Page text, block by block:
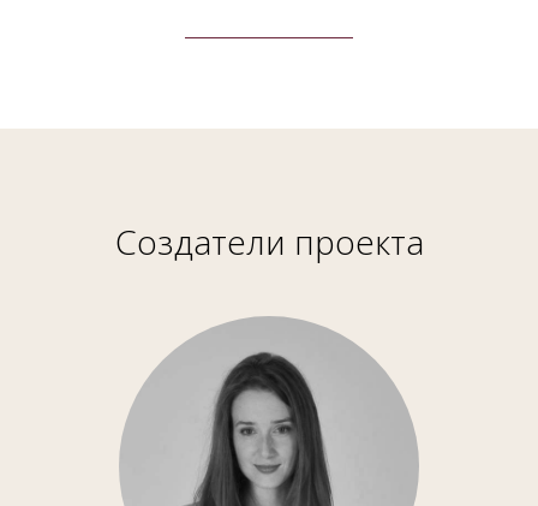
Создатели проекта